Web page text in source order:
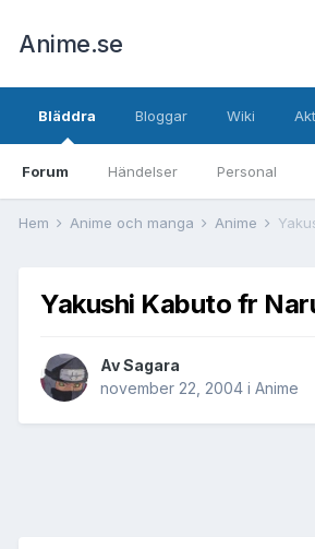
Anime.se
Bläddra
Forum Händelser Personal
Bloggar Wiki
Hem Anime och manga Anime
Yakushi Kabuto fr
AvSagara
november 22, 2004 i Anime